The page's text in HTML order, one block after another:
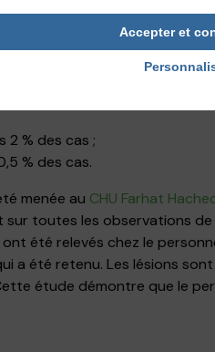
% des cas ;
;
;
2 % des cas ;
% des cas.
menée au CHU Farhat
toutes les observations
été relevés chez le
a été retenu. Les lésions
étude démontre que le
Accepter et